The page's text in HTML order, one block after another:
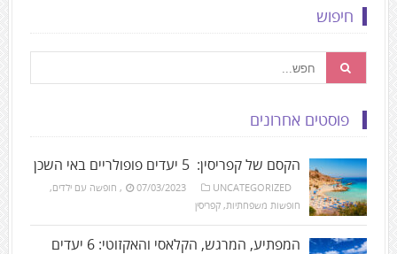
חיפוש
פוסטים אחרונים
הקסם של קפריסין: 5 יעדים פופולריים באי השכן
07/03/2023 UNCATEGORIZED
, חופשה עם ילדים,
חופשות משפחתיות, קפריסין
המפתיע, המרגש, הקלאסי והאקזוטי: 6 יעדים